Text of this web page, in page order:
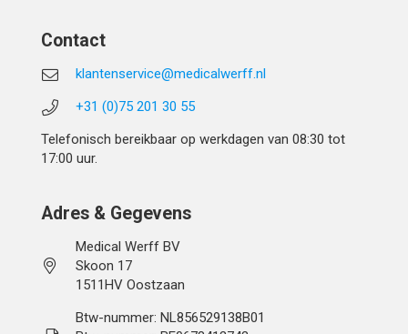
Contact
klantenservice@medicalwerff.nl
+31 (0)75 201 30 55
Telefonisch bereikbaar op werkdagen van 08:30 tot
17:00 uur.
Adres & Gegevens
Medical Werff BV
Skoon 17
1511HV Oostzaan
Btw-nummer: NL856529138B01